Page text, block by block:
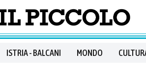
ISTRIA - BALCANI MONDO